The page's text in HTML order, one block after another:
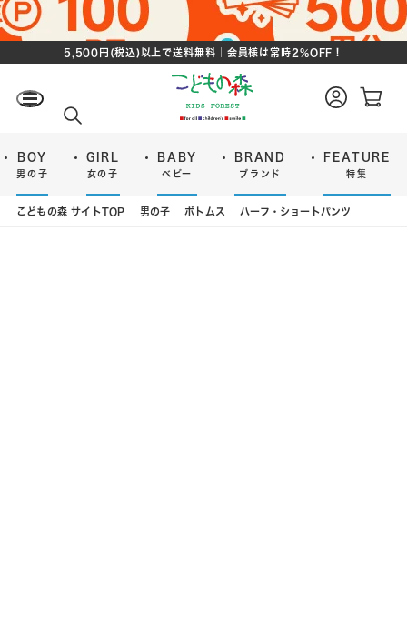
5,500円(税込)以上で送料無料｜会員様は常時2%OFF！
ジ
BOY
男の子
GIRL
女の子
BABY
ベビー
BRAND
ブランド
FEATURE
特集
こどもの森 サイトTOP 男の子 ボトムス ハーフ・ショートパンツ